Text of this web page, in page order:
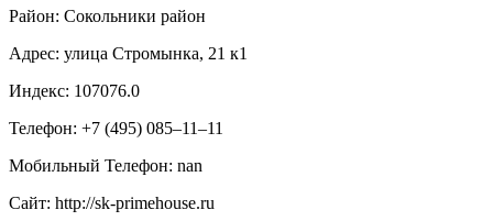
Район: Сокольники район
Адрес: улица Стромынка, 21 к1
Индекс: 107076.0
Телефон: +7 (495) 085‒11‒11
Мобильный Телефон: nan
Сайт: http://sk-primehouse.ru